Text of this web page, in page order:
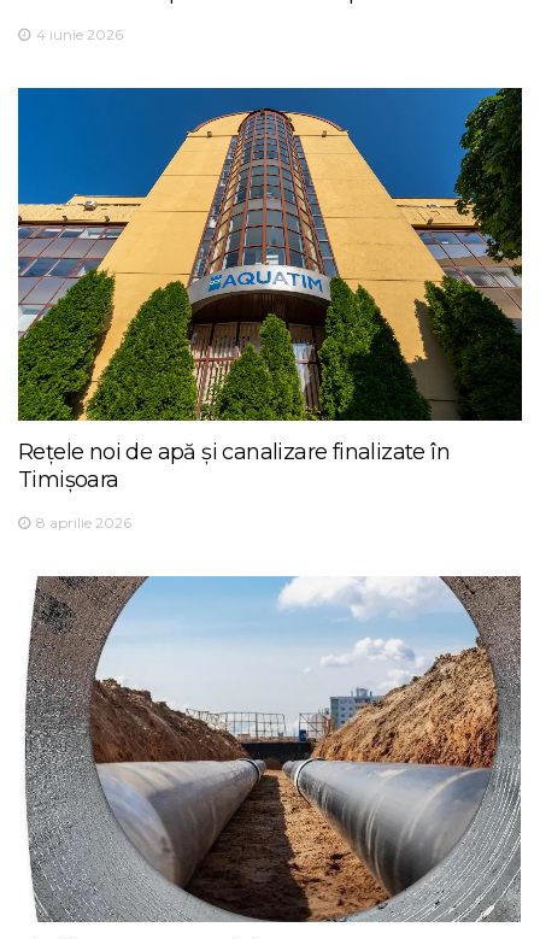
4 iunie 2026
Rețele noi de apă și canalizare finalizate în
Timișoara
8 aprilie 2026